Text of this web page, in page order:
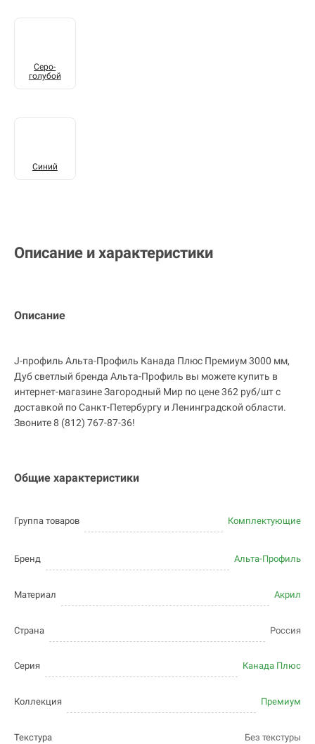
Серо-
голубой
Синий
Описание и характеристики
Описание
J-профиль Альта-Профиль Канада Плюс Премиум 3000 мм,
Дуб светлый бренда Альта-Профиль вы можете купить в
интернет-магазине Загородный Мир по цене 362 руб/шт с
доставкой по Санкт-Петербургу и Ленинградской области.
Звоните 8 (812) 767-87-36!
Общие характеристики
Группа товаров Комплектующие
Бренд Альта-Профиль
Материал Акрил
Страна Россия
Серия Канада Плюс
Коллекция Премиум
Текстура Без текстуры